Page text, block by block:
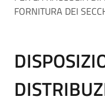
FORNITURA DEI